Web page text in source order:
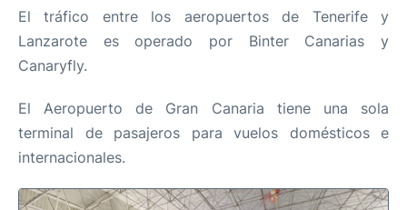
es en
El tráfico entre los aeropuertos de Tenerife y
Lanzarote es operado por Binter Canarias y
Canaryfly.
El Aeropuerto de Gran Canaria tiene una sola
terminal de pasajeros para vuelos domésticos e
internacionales.